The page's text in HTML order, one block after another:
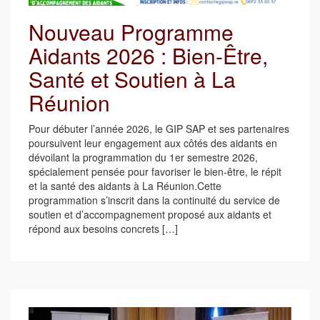
Nouveau Programme
Aidants 2026 : Bien-Être,
Santé et Soutien à La
Réunion
Pour débuter l’année 2026, le GIP SAP et ses partenaires
poursuivent leur engagement aux côtés des aidants en
dévoilant la programmation du 1er semestre 2026,
spécialement pensée pour favoriser le bien-être, le répit
et la santé des aidants à La Réunion.Cette
programmation s’inscrit dans la continuité du service de
soutien et d’accompagnement proposé aux aidants et
répond aux besoins concrets […]